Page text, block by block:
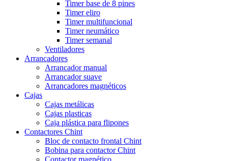
Timer base de 8 pines
Timer eliro
Timer multifuncional
Timer neumático
Timer semanal
Ventiladores
Arrancadores
Arrancador manual
Arrancador suave
Arrancadores magnéticos
Cajas
Cajas metálicas
Cajas plasticas
Caja plástica para flipones
Contactores Chint
Bloc de contacto frontal Chint
Bobina para contactor Chint
Contactor magnético